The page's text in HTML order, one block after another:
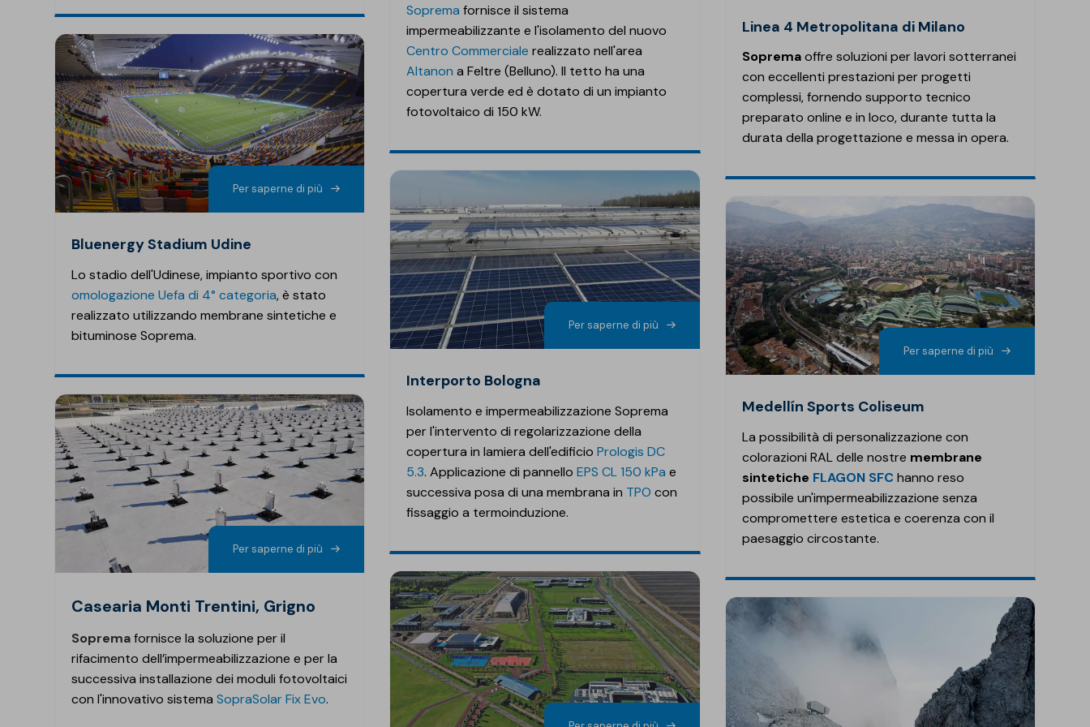
Per saperne di più
bluenergy Stadium Udine
Lo stadio dell'Udinese, impianto sportivo con
omologazione Uefa di 4° categoria, è stato
realizzato utilizzando membrane sintetiche e
bituminose Soprema.
Per saperne di più
Casearia Monti Trentini, Grigno
Sopremafornisce la soluzione per il
rifacimento dell’impermeabilizzazione e per la
successiva installazione dei moduli fotovoltaici
con l'innovativo sistemaSopraSolarFix Evo.
Soprema fornisce il sistema
impermeabilizzante e l'isolamento del nuovo
Centro Commerciale realizzato nell'area
Altanon a Feltre (Belluno). Il tetto ha una
copertura verde ed è dotato di un impianto
fotovoltaico di 150 kW.
Per saperne di più
Interporto Bologna
Isolamento e impermeabilizzazione Soprema
per l'intervento di regolarizzazione della
copertura in lamiera dell'edificioPrologis DC
5.3. Applicazione di pannelloEPS CL 150 kPa e
successiva posa di una membrana in TPO con
fissaggio a termoinduzione.
Linea 4 Metropolitana di Milano
Sopremaoffre soluzioni per lavori sotterranei
con eccellenti prestazioni per progetti
complessi, fornendo supporto tecnico
preparato online e in loco, durante tutta la
durata della progettazione e messa in opera.
Per saperne di più
Medellín Sports Coliseum
La possibilità di personalizzazione con
colorazioni RAL delle nostre membrane
sintetiche FLAGON SFChanno reso
possibile un'impermeabilizzazione senza
compromettere estetica e coerenza con il
paesaggio circostante.